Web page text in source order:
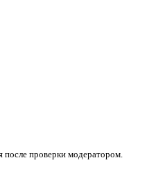
после проверки модератором.